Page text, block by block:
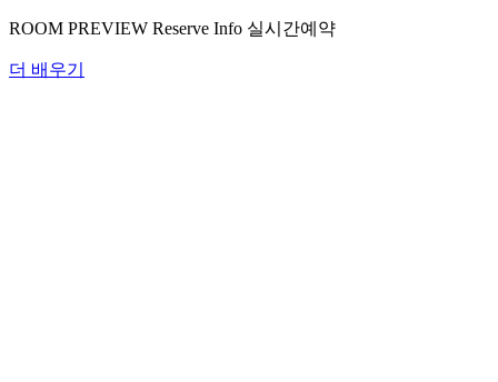
ROOM PREVIEW Reserve Info 실시간예약
더 배우기